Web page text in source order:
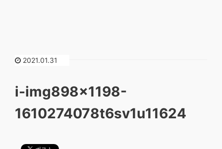
2021.01.31
i-img898x1198-
1610274078t6sv1u11624